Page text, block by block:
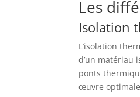
Les
Isolation
L’isolation
d’un matériau
ponts
œuvre